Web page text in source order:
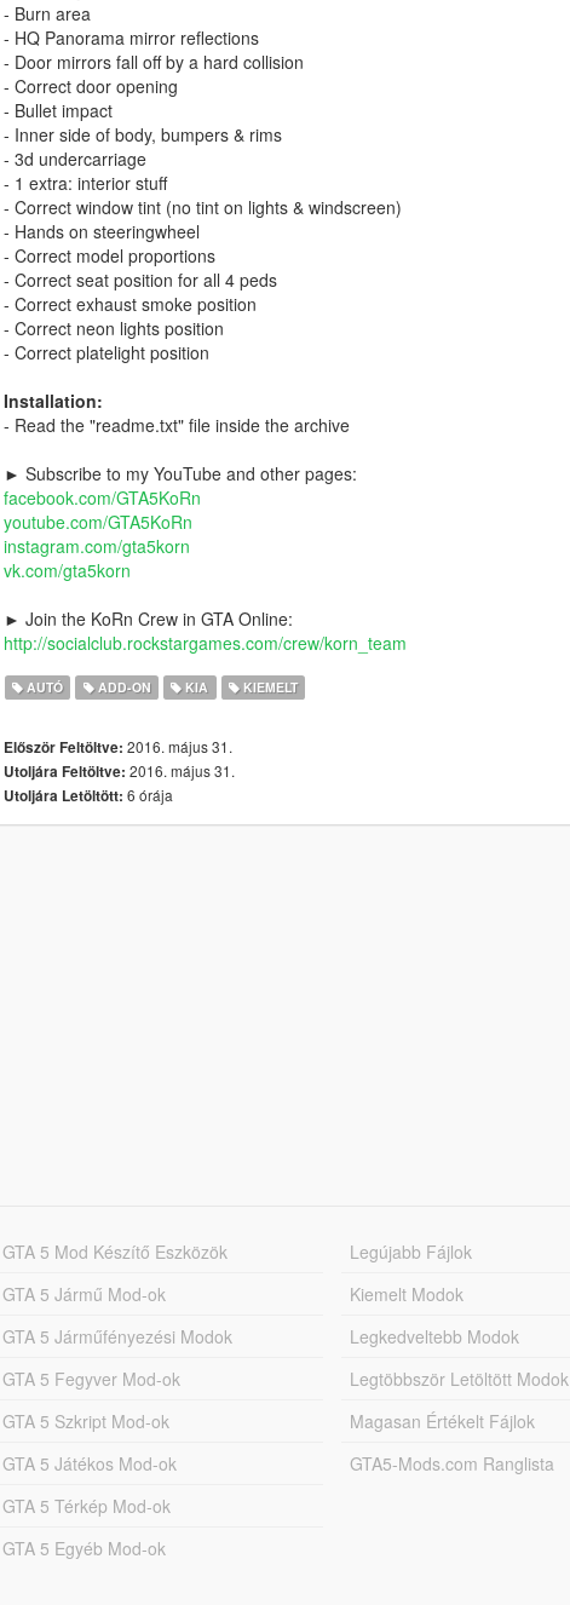
- Burn area
- HQ Panorama mirror reflections
- Door mirrors fall off by a hard collision
- Correct door opening
- Bullet impact
- Inner side of body, bumpers & rims
- 3d undercarriage
- 1 extra: interior stuff
- Correct window tint (no tint on lights & windscreen)
- Hands on steeringwheel
- Correct model proportions
- Correct seat position for all 4 peds
- Correct exhaust smoke position
- Correct neon lights position
- Correct platelight position
Installation:
- Read the "readme.txt" file inside the archive
► Subscribe to my YouTube and other pages:
facebook.com/GTA5KoRn
youtube.com/GTA5KoRn
instagram.com/gta5korn
vk.com/gta5korn
► Join the KoRn Crew in GTA Online:
http://socialclub.rockstargames.com/crew/korn_team
AUTÓ ADD-ON KIA KIEMELT
Először Feltöltve: 2016. május 31.
Utoljára Feltöltve: 2016. május 31.
Utoljára Letöltött: 6 órája
GTA 5 Mod Készítő Eszközök
GTA 5 Jármű Mod-ok
GTA 5 Járműfényezési Modok
GTA 5 Fegyver Mod-ok
GTA 5 Szkript Mod-ok
GTA 5 Játékos Mod-ok
GTA 5 Térkép Mod-ok
GTA 5 Egyéb Mod-ok
Legújabb Fájlok
Kiemelt Modok
Legkedveltebb Modok
Legtöbbször Letöltött Modok
Magasan Értékelt Fájlok
GTA5-Mods.com Ranglista